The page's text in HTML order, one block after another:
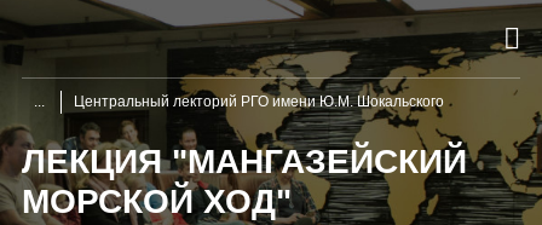
Центральный лекторий РГО имени Ю.М. Шокальского
ЛЕКЦИЯ "МАНГАЗЕЙСКИЙ
МОРСКОЙ ХОД"